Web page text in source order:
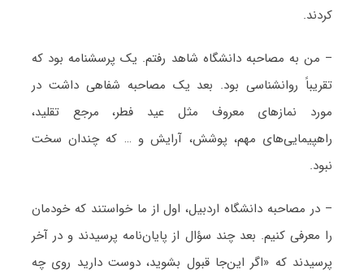
کردند.
– من به مصاحبه دانشگاه شاهد رفتم. یک پرسشنامه بود که
تقریباً روانشناسی بود. بعد یک مصاحبه شفاهی داشت در
مورد نمازهای معروف مثل عید فطر، مرجع تقلید،
راهپیمایی‌های مهم، پوشش، آرایش و … که چندان سخت
نبود.
– در مصاحبه دانشگاه اردبیل، اول از ما خواستند که خودمان
را معرفی کنیم. بعد چند سؤال از پایان‌نامه پرسیدند و در آخر
پرسیدند که «اگر این‌جا قبول بشوید، دوست دارید روی چه